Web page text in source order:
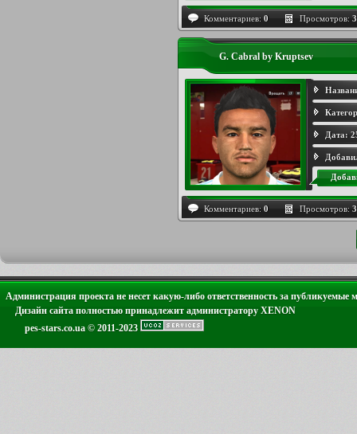
Комментариев: 0 Просмотров:
G. Cabral by Kruptsev
Дата:
Комментариев: 0 Просмотров:
Администрация проекта не несет какую-либо ответственность за публикуемые
Дизайн сайта полностью принадлежит администратору XENON
pes-stars.co.ua © 2011-2023